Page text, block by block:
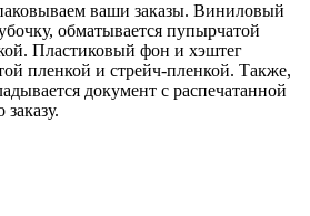
ваши заказы. Виниловый
обматывается пупырчатой
Пластиковый фон и хэштег
пленкой и стрейч-пленкой. Также,
документ с распечатанной